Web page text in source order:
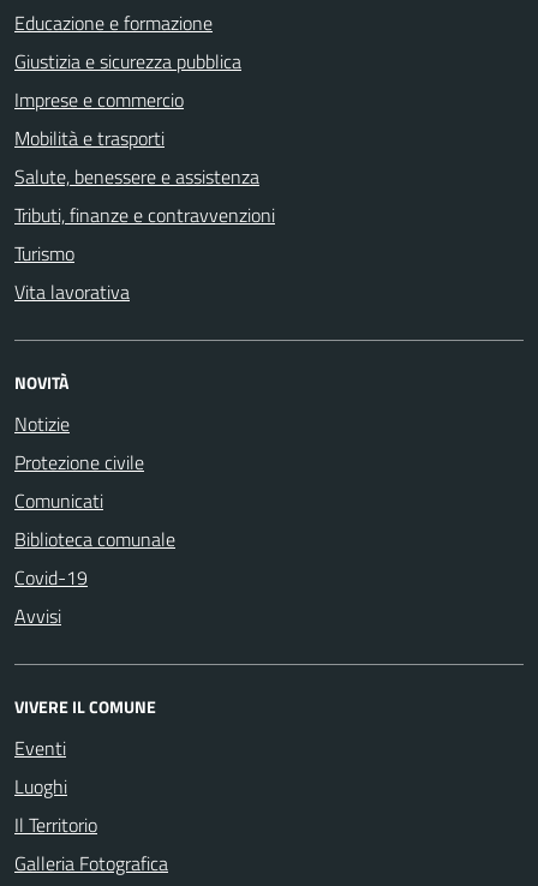
Educazione e formazione
Giustizia e sicurezza pubblica
Imprese e commercio
Mobilità e trasporti
Salute, benessere e assistenza
Tributi, finanze e contravvenzioni
Turismo
Vita lavorativa
NOVITÀ
Notizie
Protezione civile
Comunicati
Biblioteca comunale
Covid-19
Avvisi
VIVERE IL COMUNE
Eventi
Luoghi
Il Territorio
Galleria Fotografica